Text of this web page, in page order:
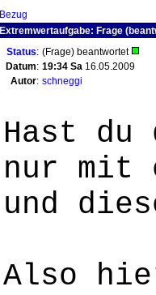
Bezug
Extremwertaufgabe: Frage
Status: (Frage) beantwortet
Datum: 19:34 Sa 16.05.2009
Autor: schneggi
Hast du
nur mit
und
Also